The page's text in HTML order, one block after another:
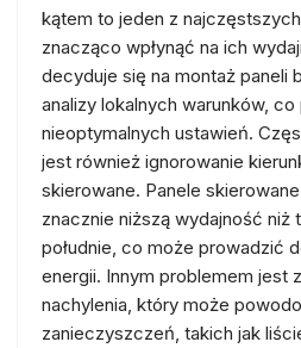
kątem to jeden z
znacząco wpłynąć na ich
decyduje się na montaż paneli
analizy lokalnych warunków,
nieoptymalnych ustawień.
jest również ignorowanie
skierowane. Panele
znacznie niższą wydajność niż
południe, co może prowadzić
energii. Innym problemem jest
nachylenia, który może
zanieczyszczeń, takich jak